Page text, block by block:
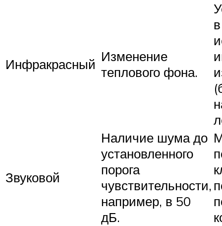
Инфракрасный Изменение
теплового фона.
Звуковой
Наличие шума до
установленного
порога
чувствительности,
например, в 50
дБ.